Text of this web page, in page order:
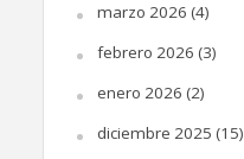
marzo 2026 (4)
febrero 2026 (3)
enero 2026 (2)
diciembre 2025 (15)